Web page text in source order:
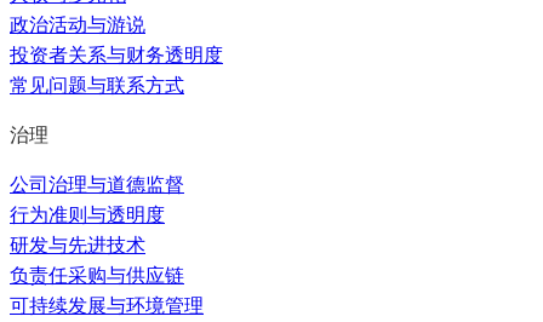
政治活动与游说
投资者关系与财务透明度
常见问题与联系方式
治理
公司治理与道德监督
行为准则与透明度
研发与先进技术
负责任采购与供应链
可持续发展与环境管理